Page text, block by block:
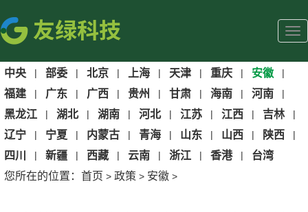
中央 | 部委 | 北京 | 上海 | 天津 | 重庆 | 安徽 |
福建 | 广东 | 广西 | 贵州 | 甘肃 | 海南 | 河南 |
黑龙江 | 湖北 | 湖南 | 河北 | 江苏 | 江西 | 吉林 |
辽宁 | 宁夏 | 内蒙古 | 青海 | 山东 | 山西 | 陕西 |
四川 | 新疆 | 西藏 | 云南 | 浙江 | 香港 |
台湾
您所在的位置： 首页 > 政策 > 安徽 >